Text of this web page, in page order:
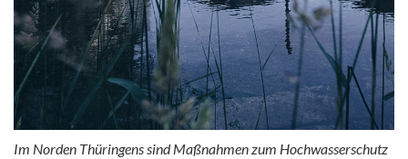
Im Norden Thüringens sind Maßnahmen zum Hochwasserschutz